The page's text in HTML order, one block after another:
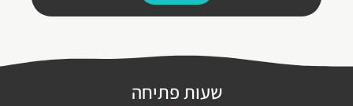
שעות פתיחה